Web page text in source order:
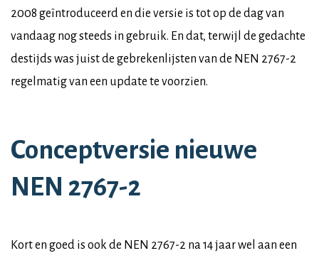
2008 geïntroduceerd en die versie is tot op de dag van
vandaag nog steeds in gebruik. En dat, terwijl de gedachte
destijds was juist de gebrekenlijsten van de NEN 2767-2
regelmatig van een update te voorzien.
Conceptversie nieuwe
NEN 2767-2
Kort en goed is ook de NEN 2767-2 na 14 jaar wel aan een